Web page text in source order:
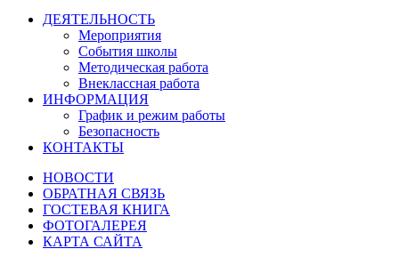
ДЕЯТЕЛЬНОСТЬ
Мероприятия
События школы
Методическая работа
Внеклассная работа
ИНФОРМАЦИЯ
График и режим работы
Безопасность
КОНТАКТЫ
НОВОСТИ
ОБРАТНАЯ СВЯЗЬ
ГОСТЕВАЯ КНИГА
ФОТОГАЛЕРЕЯ
КАРТА САЙТА